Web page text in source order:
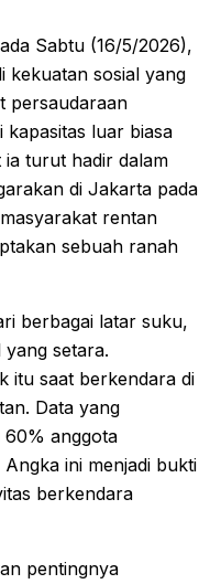
Sabtu (16/5/2026),
kekuatan sosial yang
persaudaraan
luar biasa
ia turut hadir dalam
di Jakarta pada
rentan
sebuah ranah
berbagai latar suku,
setara.
itu saat berkendara di
Data yang
60% anggota
ini menjadi bukti
berkendara
pentingnya